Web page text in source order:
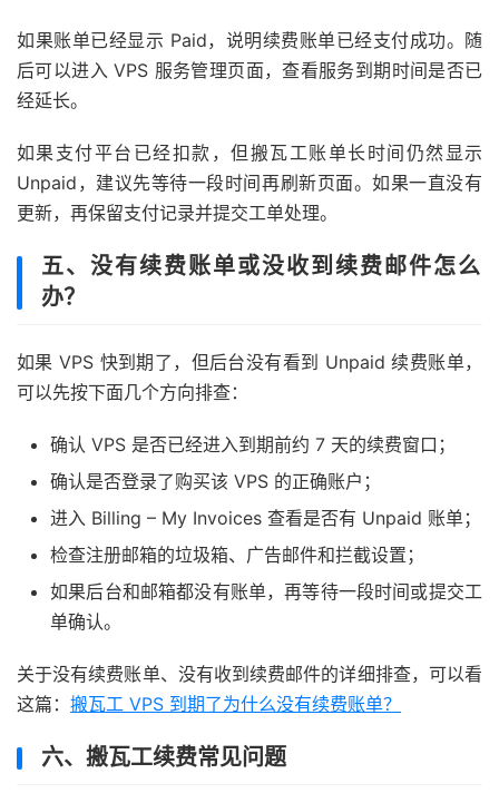
如果账单已经显示 Paid，说明续费账单已经支付成功。随
后可以进入 VPS 服务管理页面，查看服务到期时间是否已
经延长。
如果支付平台已经扣款，但搬瓦工账单长时间仍然显示
Unpaid，建议先等待一段时间再刷新页面。如果一直没有
更新，再保留支付记录并提交工单处理。
五、没有续费账单或没收到续费邮件怎么
办？
如果 VPS 快到期了，但后台没有看到 Unpaid 续费账单，
可以先按下面几个方向排查：
确认 VPS 是否已经进入到期前约 7 天的续费窗口；
确认是否登录了购买该 VPS 的正确账户；
进入 Billing – My Invoices 查看是否有 Unpaid 账单；
检查注册邮箱的垃圾箱、广告邮件和拦截设置；
如果后台和邮箱都没有账单，再等待一段时间或提交工
单确认。
关于没有续费账单、没有收到续费邮件的详细排查，可以看
这篇： 搬瓦工 VPS 到期了为什么没有续费账单？
六、搬瓦工续费常见问题